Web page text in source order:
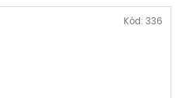
Kód: 336